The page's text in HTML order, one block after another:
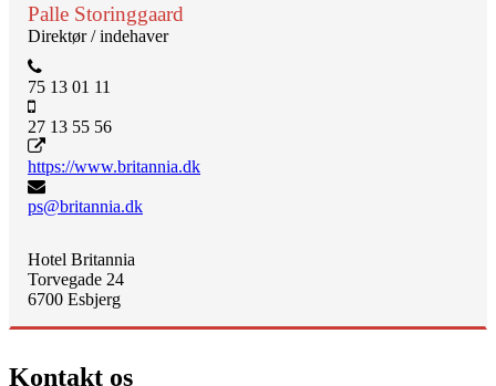
Palle Storinggaard
Direktør / indehaver
75 13 01 11
27 13 55 56
https://www.britannia.dk
ps@britannia.dk
Hotel Britannia
Torvegade 24
6700 Esbjerg
Kontakt os